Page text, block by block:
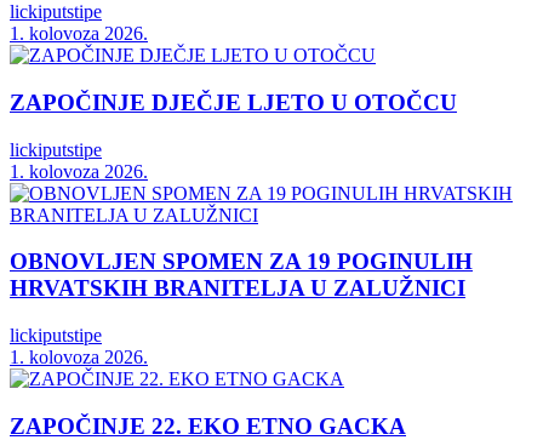
lickiputstipe
1. kolovoza 2026.
ZAPOČINJE DJEČJE LJETO U OTOČCU
lickiputstipe
1. kolovoza 2026.
OBNOVLJEN SPOMEN ZA 19 POGINULIH
HRVATSKIH BRANITELJA U ZALUŽNICI
lickiputstipe
1. kolovoza 2026.
ZAPOČINJE 22. EKO ETNO GACKA